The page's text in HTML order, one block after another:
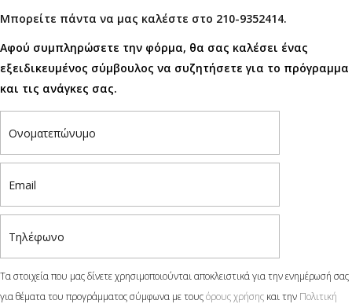
Μπορείτε πάντα να μας καλέστε στο 210-9352414.
Αφού συμπληρώσετε την φόρμα, θα σας καλέσει ένας
εξειδικευμένος σύμβουλος να συζητήσετε για το πρόγραμμα
και τις ανάγκες σας.
Τα στοιχεία που μας δίνετε χρησιμοποιούνται αποκλειστικά για την ενημέρωσή σας
για θέματα του προγράμματος σύμφωνα με τουςόρους χρήσης και την Πολιτική